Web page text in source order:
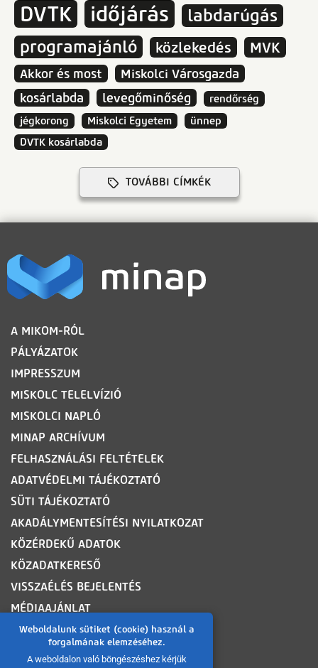
Weboldalunk sütiket (cookie) használ a
forgalmának elemzéséhez.
A weboldalon való böngészéshez kérjük
DVTK időjárás
labdarúgás
programajánló
közlekedés MVK
Akkor és most
Miskolci Városgazda
kosárlabda
levegőminőség
rendőrség
jégkorong
Miskolci Egyetem
ünnep
DVTK kosárlabda
TOVÁBBI CÍMKÉK
LÁBLÉC
A MIKOM-RÓL
PÁLYÁZATOK
IMPRESSZUM
MISKOLC TELELVÍZIÓ
MISKOLCI NAPLÓ
MINAP ARCHÍVUM
FELHASZNÁLÁSI FELTÉTELEK
ADATVÉDELMI TÁJÉKOZTATÓ
SÜTI TÁJÉKOZTATÓ
AKADÁLYMENTESÍTÉSI NYILATKOZAT
KÖZÉRDEKŰ ADATOK
KÖZADATKERESŐ
VISSZAÉLÉS BEJELENTÉS
MÉDIAAJÁNLAT
OLDALTÉRKÉP